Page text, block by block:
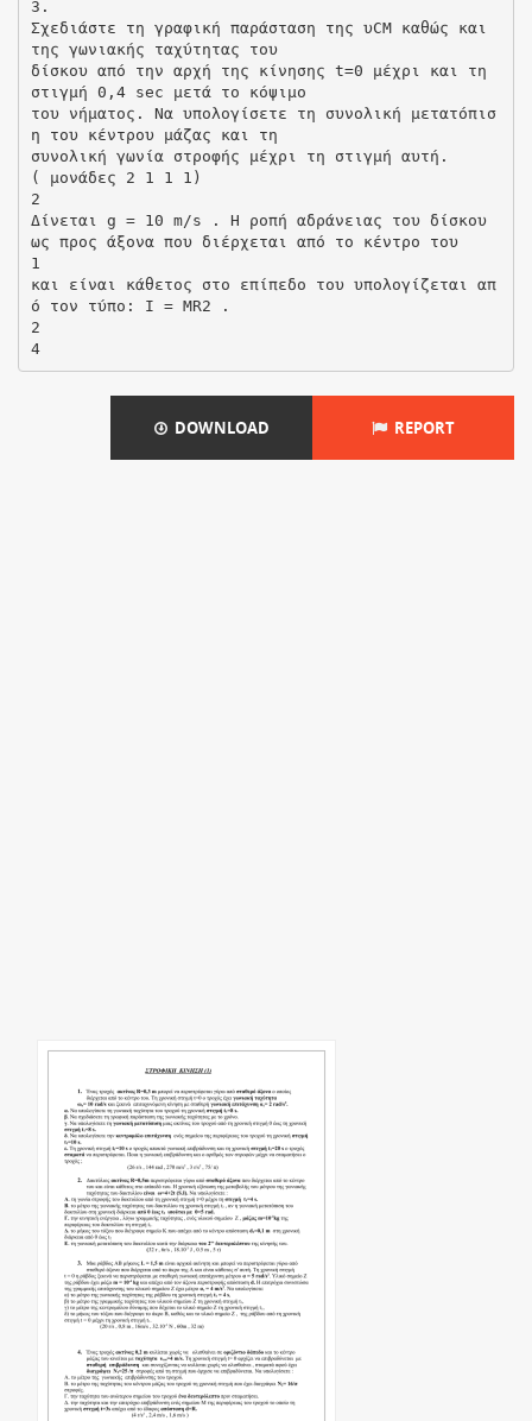
3.
Σχεδιάστε τη γραφική παράσταση της υCM καθώς και
της γωνιακής ταχύτητας του
δίσκου από την αρχή της κίνησης t=0 μέχρι και τη
στιγμή 0,4 sec μετά το κόψιμο
του νήματος. Να υπολογίσετε τη συνολική μετατόπισ
η του κέντρου μάζας και τη
συνολική γωνία στροφής μέχρι τη στιγμή αυτή.
( μονάδες 2 1 1 1)
2
Δίνεται g = 10 m/s . Η ροπή αδράνειας του δίσκου
ως προς άξονα που διέρχεται από το κέντρο του
1
και είναι κάθετος στο επίπεδο του υπολογίζεται απ
ό τον τύπο: I = MR2 .
2
4
DOWNLOAD REPORT